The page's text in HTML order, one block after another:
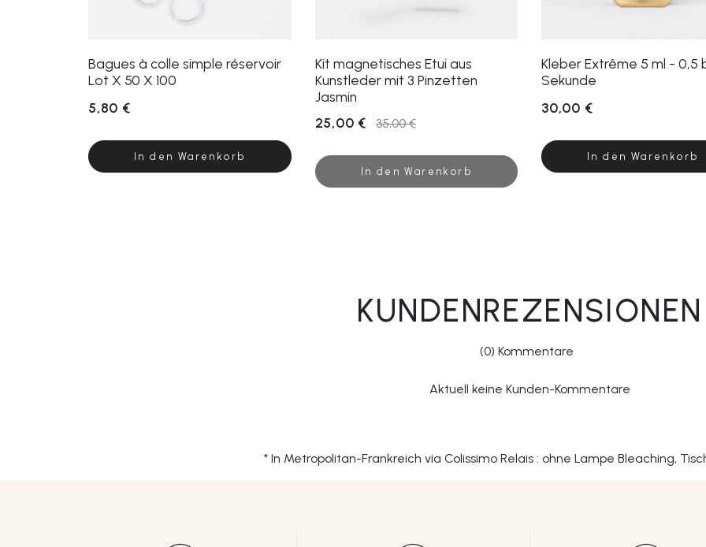
Bagues à colle simple réservoir
Lot X 50 X 100
5,80 €
In den Warenkorb
Kit magnetisches Etui aus
Kunstleder mit 3 Pinzetten
Jasmin
25,00 €
35,00 €
In den Warenkorb
Kleber Extrême 5 ml - 0,5
Sekunde
30,00 €
In den Warenkorb
KUNDENREZENSIONEN
(0) Kommentare
Aktuell keine Kunden-Kommentare
* In Metropolitan-Frankreich via Colissimo Relais : ohne Lampe Bleaching,